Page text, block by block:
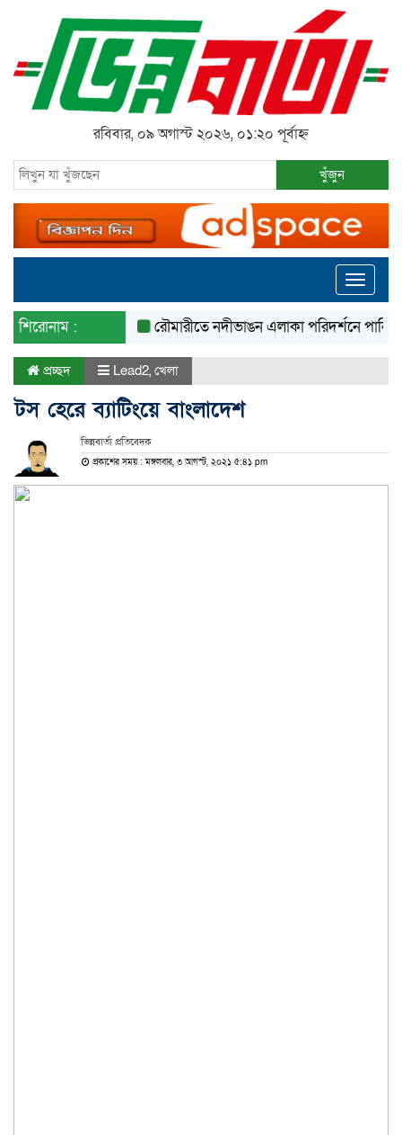
রবিবার, ০৯ অগাস্ট ২০২৬, ০১:২০ পূর্বাহ্ন
খুঁজুন
Toggle
শিরোনাম : রৌমারীতে নদীভাঙন এলাকা পরিদর্শনে পানি সম্পদ
প্রচ্ছদ Lead2, খেলা
টস হেরে ব্যাটিংয়ে বাংলাদেশ
ভিন্নবার্তা প্রতিবেদক
প্রকাশের সময় : মঙ্গলবার, ৩ আগস্ট, ২০২১ ৫:৪১ pm